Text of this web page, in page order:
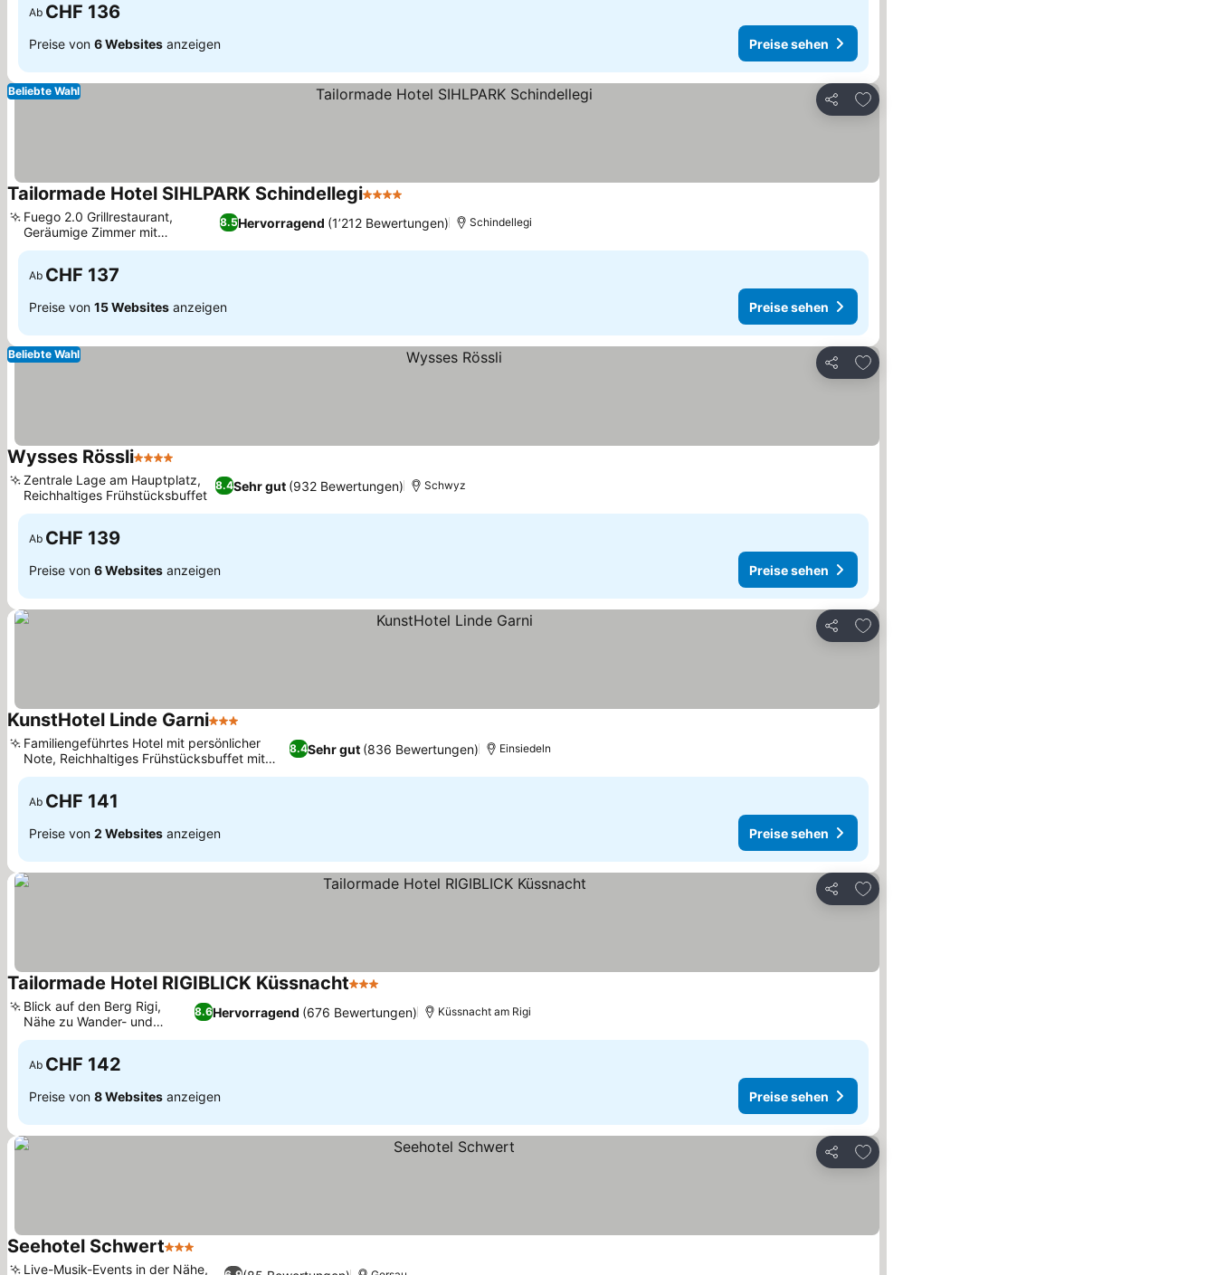
Ab CHF 136
Preise von 6 Websites anzeigen Preise sehen
Teilen
Zu Favoriten hinzufügen
Beliebte Wahl
Tailormade Hotel SIHLPARK Schindellegi4 Sterne
8.5Hervorragend (1’212 Bewertungen)
Fuego 2.0 Grillrestaurant,
Geräumige Zimmer mit
einzigartigem Design
Schindellegi
Ab CHF 137
Preise von 15 Websites anzeigen Preise sehen
Teilen
Zu Favoriten hinzufügen
Beliebte Wahl
Wysses Rössli4 Sterne
8.4Sehr gut (932 Bewertungen)
Zentrale Lage am Hauptplatz,
Reichhaltiges Frühstücksbuffet
Schwyz
Ab CHF 139
Preise von 6 Websites anzeigen Preise sehen
Teilen
Zu Favoriten hinzufügen
KunstHotel Linde Garni3 Sterne
8.4Sehr gut (836 Bewertungen)
Familiengeführtes Hotel mit persönlicher
Note, Reichhaltiges Frühstücksbuffet mit
frischen Produkten
Einsiedeln
Ab CHF 141
Preise von 2 Websites anzeigen Preise sehen
Teilen
Zu Favoriten hinzufügen
Tailormade Hotel RIGIBLICK Küssnacht3 Sterne
8.6Hervorragend (676 Bewertungen)
Blick auf den Berg Rigi,
Nähe zu Wander- und
Radwegen
Küssnacht am Rigi
Ab CHF 142
Preise von 8 Websites anzeigen Preise sehen
Teilen
Zu Favoriten hinzufügen
Seehotel Schwert3 Sterne
Live-Musik-Events in der Nähe,